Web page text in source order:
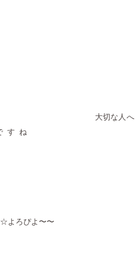
人へ
も良いですね
よろぴよ〜〜